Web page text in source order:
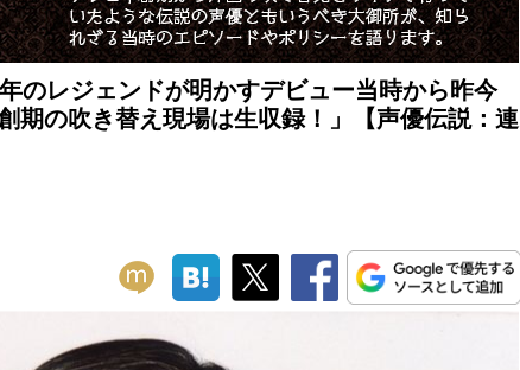
のレジェンドが明かすデビュー当時から昨今
期の吹き替え現場は生収録！」【声優伝説：連